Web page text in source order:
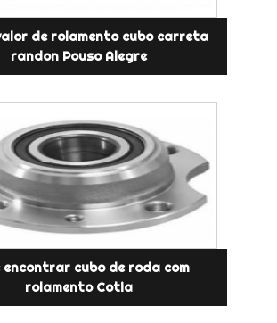
de rolamento cubo carreta
randon Pouso Alegre
encontrar cubo de roda com
rolamento Cotia